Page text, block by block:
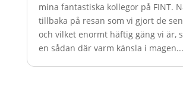
mina fantastiska kollegor på FINT.
tillbaka på resan som vi gjort de
och vilket enormt häftig gäng vi är,
en sådan där varm känsla i